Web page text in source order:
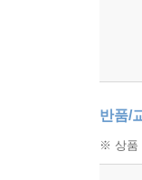
반품/
※ 상품